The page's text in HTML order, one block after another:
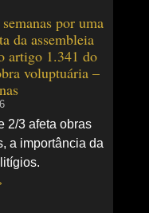
por uma
da assembleia
artigo 1.341 do
voluptuária –
2/3 afeta obras
a importância da